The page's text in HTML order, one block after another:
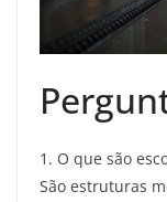
1. O que são
São estruturas